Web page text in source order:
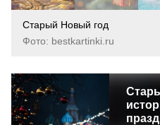
Старый Новый год
Фото: bestkartinki.ru